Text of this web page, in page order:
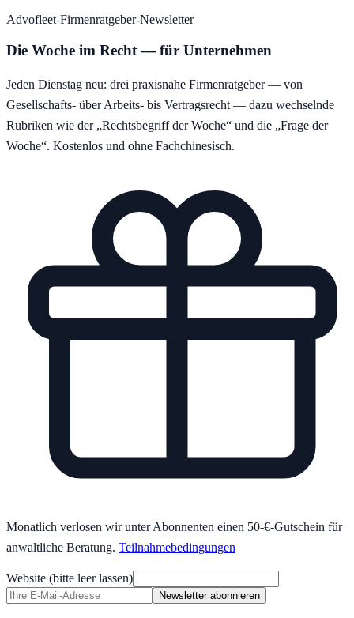
Advofleet-Firmenratgeber-Newsletter
Die Woche im Recht — für Unternehmen
Jeden Dienstag neu: drei praxisnahe Firmenratgeber — von
Gesellschafts- über Arbeits- bis Vertragsrecht — dazu wechselnde
Rubriken wie der „Rechtsbegriff der Woche“ und die „Frage der
Woche“. Kostenlos und ohne Fachchinesisch.
Monatlich verlosen wir unter Abonnenten einen 50-€-Gutschein für
anwaltliche Beratung. Teilnahmebedingungen
Website (bitte leer lassen)
Newsletter abonnieren